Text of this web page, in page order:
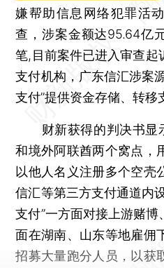
嫌帮助信息网络犯罪活
查，涉案金额达95.64亿
笔,目前案件已进入审查起
支付机构，广东信汇涉案
支付”提供资金存储、转移
财新获得的判决书显
和境外阿联酋两个窝点，
以他人名义注册多个空壳
信汇等第三方支付通道内
支付”一方面对接上游赌
面在湖南、山东等地雇佣
招募大量跑分人员，以获